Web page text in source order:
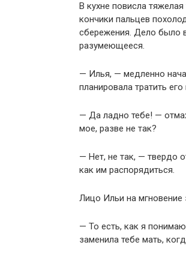
В кухне повисла
кончики пальцев
сбережения. Дело было
разумеющееся.
— Илья, — медленно
планировала тратить
— Да ладно тебе! —
мое, разве не так?
— Нет, не так, — твердо
как им распорядиться.
Лицо Ильи на мгновение
— То есть, как я
заменила тебе мать,